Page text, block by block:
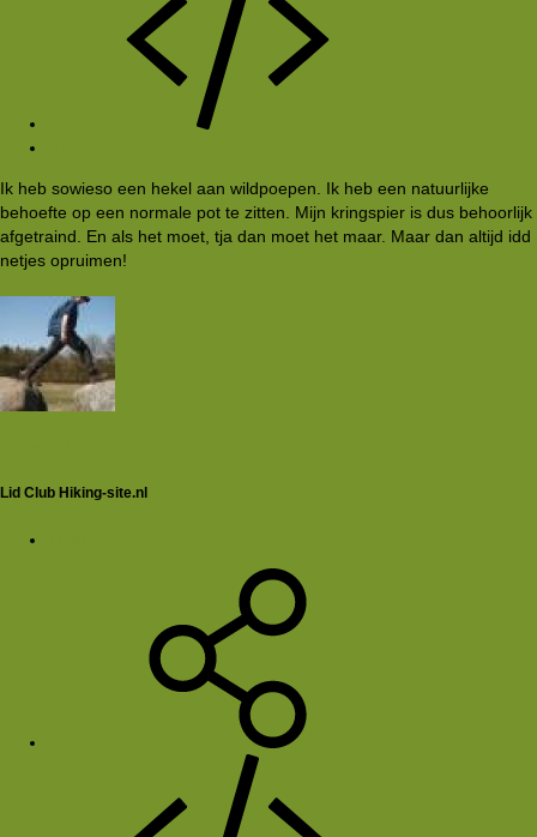
Ik heb sowieso een hekel aan wildpoepen. Ik heb een natuurlijke
behoefte op een normale pot te zitten. Mijn kringspier is dus behoorlijk
afgetraind. En als het moet, tja dan moet het maar. Maar dan altijd idd
netjes opruimen!
Lid Club Hiking-site.nl